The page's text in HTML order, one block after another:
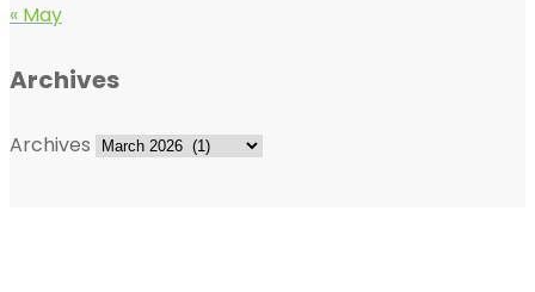
« May
Archives
Archives